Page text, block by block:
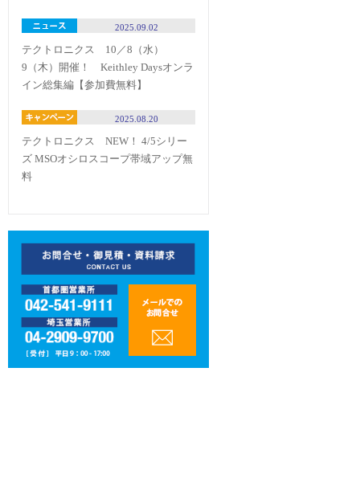
2025.09.02
テクトロニクス 10／8（水）
9（木）開催！ Keithley Daysオンラ
イン総集編【参加費無料】
2025.08.20
テクトロニクス NEW！ 4/5シリー
ズ MSOオシロスコープ帯域アップ無
料